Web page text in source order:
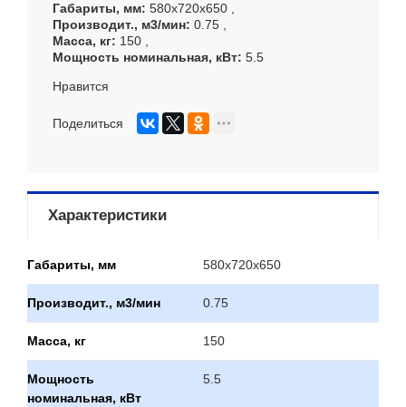
Габариты, мм 580х720х650
Производит., м3/мин 0.75
Масса, кг
150
Мощность номинальная, кВт 5.5
Нравится
Поделиться
Характеристики
Габариты, мм 580х720х650
Производит., м3/мин 0.75
Масса, кг 150
Мощность
номинальная, кВт
5.5